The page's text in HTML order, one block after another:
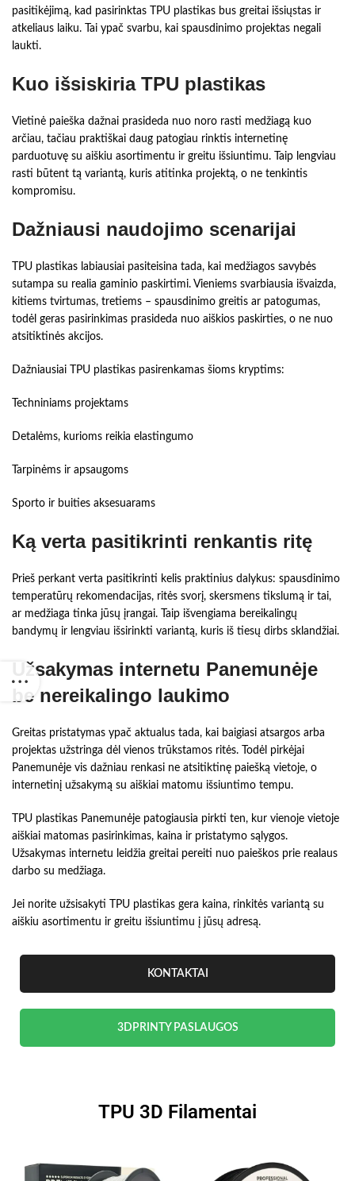
pasitikėjimą, kad pasirinktas TPU plastikas bus greitai išsiųstas ir
atkeliaus laiku. Tai ypač svarbu, kai spausdinimo projektas negali
laukti.
Kuo išsiskiria TPU plastikas
Vietinė paieška dažnai prasideda nuo noro rasti medžiagą kuo
arčiau, tačiau praktiškai daug patogiau rinktis internetinę
parduotuvę su aiškiu asortimentu ir greitu išsiuntimu. Taip lengviau
rasti būtent tą variantą, kuris atitinka projektą, o ne tenkintis
kompromisu.
Dažniausi naudojimo scenarijai
TPU plastikas labiausiai pasiteisina tada, kai medžiagos savybės
sutampa su realia gaminio paskirtimi. Vieniems svarbiausia išvaizda,
kitiems tvirtumas, tretiems – spausdinimo greitis ar patogumas,
todėl geras pasirinkimas prasideda nuo aiškios paskirties, o ne nuo
atsitiktinės akcijos.
Dažniausiai TPU plastikas pasirenkamas šioms kryptims:
Techniniams projektams
Detalėms, kurioms reikia elastingumo
Tarpinėms ir apsaugoms
Sporto ir buities aksesuarams
Ką verta pasitikrinti renkantis ritę
Prieš perkant verta pasitikrinti kelis praktinius dalykus: spausdinimo
temperatūrų rekomendacijas, ritės svorį, skersmens tikslumą ir tai,
ar medžiaga tinka jūsų įrangai. Taip išvengiama bereikalingų
bandymų ir lengviau išsirinkti variantą, kuris iš tiesų dirbs sklandžiai.
Užsakymas internetu Panemunėje
be nereikalingo laukimo
Greitas pristatymas ypač aktualus tada, kai baigiasi atsargos arba
projektas užstringa dėl vienos trūkstamos ritės. Todėl pirkėjai
Panemunėje vis dažniau renkasi ne atsitiktinę paiešką vietoje, o
internetinį užsakymą su aiškiai matomu išsiuntimo tempu.
TPU plastikas Panemunėje patogiausia pirkti ten, kur vienoje vietoje
aiškiai matomas pasirinkimas, kaina ir pristatymo sąlygos.
Užsakymas internetu leidžia greitai pereiti nuo paieškos prie realaus
darbo su medžiaga.
Jei norite užsisakyti TPU plastikas gera kaina, rinkitės variantą su
aiškiu asortimentu ir greitu išsiuntimu į jūsų adresą.
KONTAKTAI
3DPRINTY PASLAUGOS
TPU 3D Filamentai